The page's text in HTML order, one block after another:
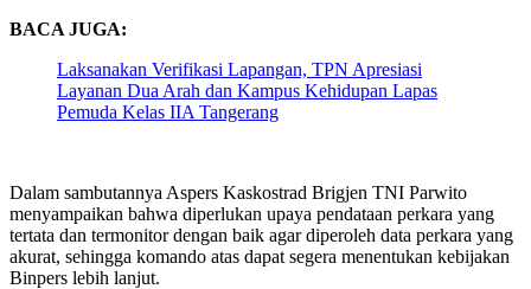
BACA JUGA:
Laksanakan Verifikasi Lapangan, TPN Apresiasi
Layanan Dua Arah dan Kampus Kehidupan Lapas
Pemuda Kelas IIA Tangerang
Dalam sambutannya Aspers Kaskostrad Brigjen TNI Parwito
menyampaikan bahwa diperlukan upaya pendataan perkara yang
tertata dan termonitor dengan baik agar diperoleh data perkara yang
akurat, sehingga komando atas dapat segera menentukan kebijakan
Binpers lebih lanjut.